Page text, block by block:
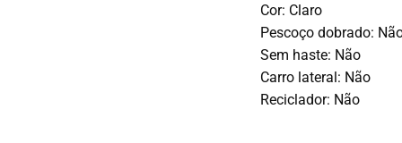
Cor: Claro
Pescoço dobrado:
Sem haste: Não
Carro lateral: Não
Reciclador: Não